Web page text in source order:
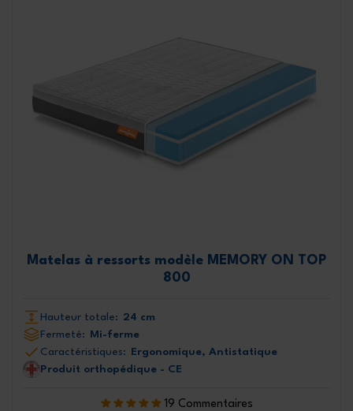
Matelas à ressorts modèle MEMORY ON TOP
800
Hauteur totale: 24 cm
Fermeté:
Mi-ferme
Caractéristiques:
Ergonomique, Antistatique
Produit orthopédique - CE
19 Commentaires